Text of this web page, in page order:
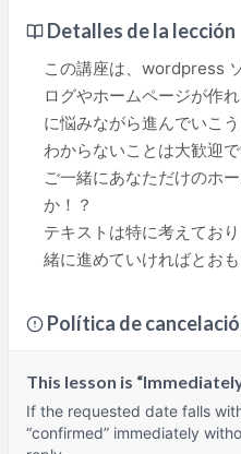
Detalles de la lección
この講座は、wordpress
ログやホームページが作
に悩みながら進んでいこう
わからないことは大歓迎で
ご一緒にあなただけのホ
か！？
テキストは特に考えてお
緒に進めていければとおも
Política de
This lesson is
If the requested date falls
“confirmed” immediately